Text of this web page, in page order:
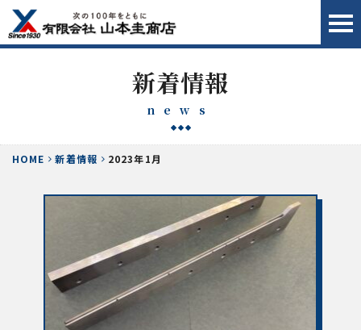
新着情報
news
HOME 新着情報 2023年1月